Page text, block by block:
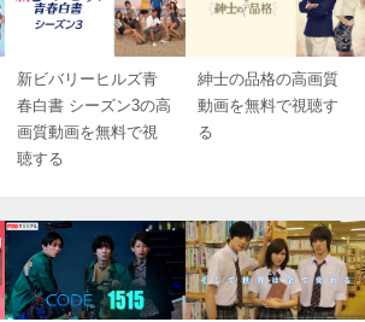
新ビバリーヒルズ青
春白書 シーズン3の高
画質動画を無料で視
聴する
紳士の品格の高画質
動画を無料で視聴す
る